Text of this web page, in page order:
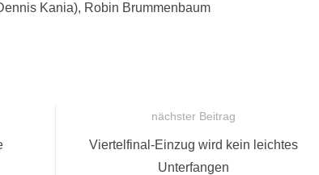
Kania), Robin Brummenbaum
nächster Beitrag
Nächster
Viertelfinal-Einzug wird kein leichtes
Unterfangen